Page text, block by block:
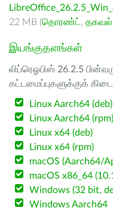
22 MB (தொரண்ட் , தகவல்
இயங்குதளங்கள்
லிப்ரெஓபிஸ் 26.2.5
கட்டமைப்புகளுக்குக்
Linux Aarch64 (deb)
Linux Aarch64 (rpm)
Linux x64 (deb)
Linux x64 (rpm)
macOS (Aarch64/
macOS x86_64
Windows (32 bit,
Windows Aarch64